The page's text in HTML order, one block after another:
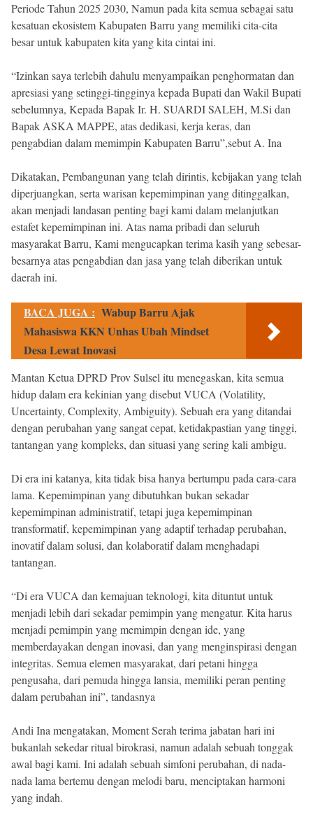
Periode Tahun 2025 2030, Namun pada kita semua sebagai satu
kesatuan ekosistem Kabupaten Barru yang memiliki cita-cita
besar untuk kabupaten kita yang kita cintai ini.
“Izinkan saya terlebih dahulu menyampaikan penghormatan dan
apresiasi yang setinggi-tingginya kepada Bupati dan Wakil Bupati
sebelumnya, Kepada Bapak Ir. H. SUARDI SALEH, M.Si dan
Bapak ASKA MAPPE, atas dedikasi, kerja keras, dan
pengabdian dalam memimpin Kabupaten Barru”,sebut A. Ina
Dikatakan, Pembangunan yang telah dirintis, kebijakan yang telah
diperjuangkan, serta warisan kepemimpinan yang ditinggalkan,
akan menjadi landasan penting bagi kami dalam melanjutkan
estafet kepemimpinan ini. Atas nama pribadi dan seluruh
masyarakat Barru, Kami mengucapkan terima kasih yang sebesar-
besarnya atas pengabdian dan jasa yang telah diberikan untuk
daerah ini.
BACA JUGA : Wabup Barru Ajak
Mahasiswa KKN Unhas Ubah Mindset
Desa Lewat Inovasi
Mantan Ketua DPRD Prov Sulsel itu menegaskan, kita semua
hidup dalam era kekinian yang disebut VUCA (Volatility,
Uncertainty, Complexity, Ambiguity). Sebuah era yang ditandai
dengan perubahan yang sangat cepat, ketidakpastian yang tinggi,
tantangan yang kompleks, dan situasi yang sering kali ambigu.
Di era ini katanya, kita tidak bisa hanya bertumpu pada cara-cara
lama. Kepemimpinan yang dibutuhkan bukan sekadar
kepemimpinan administratif, tetapi juga kepemimpinan
transformatif, kepemimpinan yang adaptif terhadap perubahan,
inovatif dalam solusi, dan kolaboratif dalam menghadapi
tantangan.
“Di era VUCA dan kemajuan teknologi, kita dituntut untuk
menjadi lebih dari sekadar pemimpin yang mengatur. Kita harus
menjadi pemimpin yang memimpin dengan ide, yang
memberdayakan dengan inovasi, dan yang menginspirasi dengan
integritas. Semua elemen masyarakat, dari petani hingga
pengusaha, dari pemuda hingga lansia, memiliki peran penting
dalam perubahan ini”, tandasnya
Andi Ina mengatakan, Moment Serah terima jabatan hari ini
bukanlah sekedar ritual birokrasi, namun adalah sebuah tonggak
awal bagi kami. Ini adalah sebuah simfoni perubahan, di nada-
nada lama bertemu dengan melodi baru, menciptakan harmoni
yang indah.